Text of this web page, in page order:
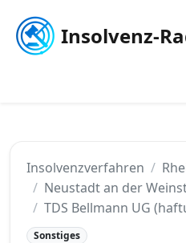
Insolvenz-
Insolvenzverfahren
Neustadt an der
TDS Bellmann UG
Sonstiges